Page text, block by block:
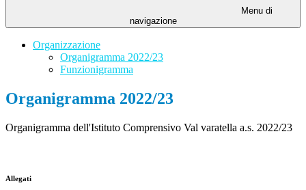
Menu di
navigazione
Organizzazione
Organigramma 2022/23
Funzionigramma
Organigramma 2022/23
Organigramma dell'Istituto Comprensivo Val varatella a.s. 2022/23
Allegati